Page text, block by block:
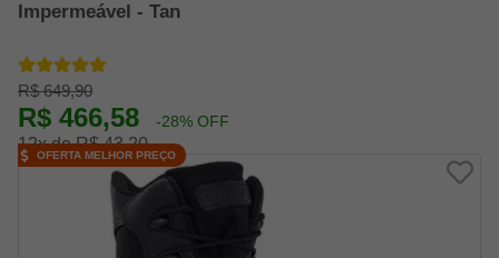
Impermeável - Tan
R$ 649,90
R$ 466,58 -28% OFF
12x de R$ 43,20
OFERTA MELHOR PREÇO